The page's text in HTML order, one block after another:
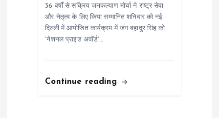
36 वर्षों से सक्रिय जनकल्याण मोर्चा ने राष्ट्र सेवा
और नेतृत्व के लिए किया सम्मानित शनिवार को नई
दिल्ली में आयोजित कार्यक्रम में जंग बहादुर सिंह को
‘नेशनल प्राइड अवॉर्ड’…
Continue reading